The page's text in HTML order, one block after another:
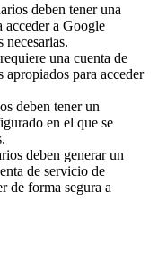
deben tener una
acceder a Google
una cuenta de
para acceder
deben tener un
en el que se
deben generar un
de servicio de
de forma segura a